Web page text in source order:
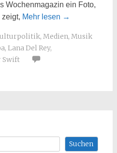
Wochenmagazin ein Foto,
Mehr lesen →
, Medien, Musik
, Lana Del Rey,
Swift
Suchen